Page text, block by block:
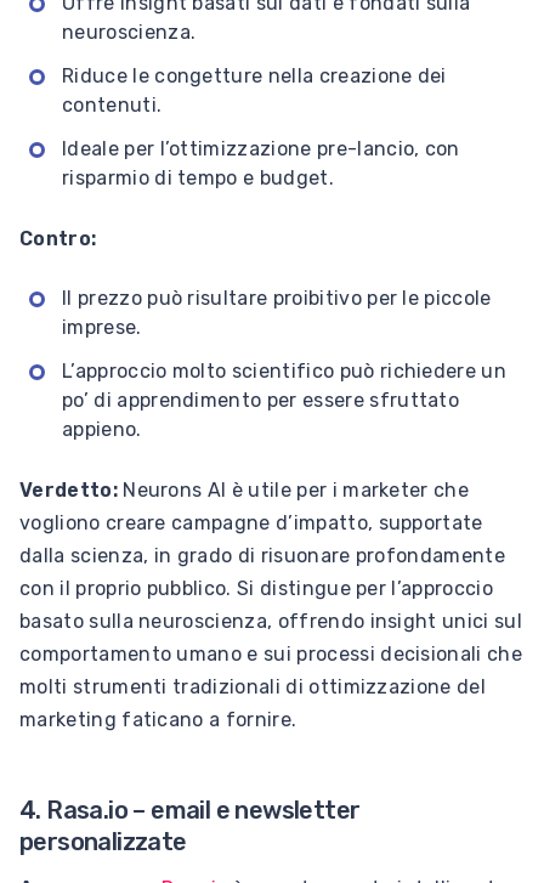
neuroscienza.
Riduce le congetture nella creazione dei
contenuti.
Ideale per l’ottimizzazione pre-lancio, con
risparmio di tempo e budget.
Contro:
Il prezzo può risultare proibitivo per le piccole
imprese.
L’approccio molto scientifico può richiedere un
po’ di apprendimento per essere sfruttato
appieno.
Verdetto:Neurons AI è utile per i marketer che
vogliono creare campagne d’impatto, supportate
dalla scienza, in grado di risuonare profondamente
con il proprio pubblico. Si distingue per l’approccio
basato sulla neuroscienza, offrendo insight unici sul
comportamento umano e sui processi decisionali che
molti strumenti tradizionali di ottimizzazione del
marketing faticano a fornire.
4. Rasa.io – email e newsletter
personalizzate